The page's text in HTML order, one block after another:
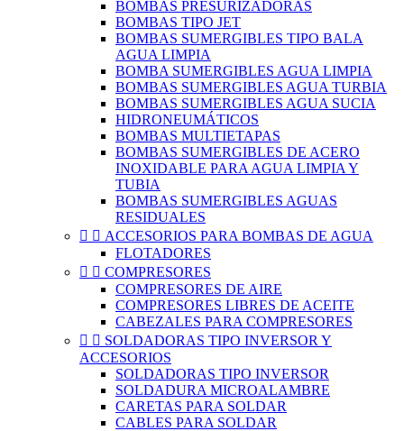
BOMBAS PRESURIZADORAS
BOMBAS TIPO JET
BOMBAS SUMERGIBLES TIPO BALA
AGUA LIMPIA
BOMBA SUMERGIBLES AGUA LIMPIA
BOMBAS SUMERGIBLES AGUA TURBIA
BOMBAS SUMERGIBLES AGUA SUCIA
HIDRONEUMÁTICOS
BOMBAS MULTIETAPAS
BOMBAS SUMERGIBLES DE ACERO
INOXIDABLE PARA AGUA LIMPIA Y
TUBIA
BOMBAS SUMERGIBLES AGUAS
RESIDUALES
  ACCESORIOS PARA BOMBAS DE AGUA
FLOTADORES
  COMPRESORES
COMPRESORES DE AIRE
COMPRESORES LIBRES DE ACEITE
CABEZALES PARA COMPRESORES
  SOLDADORAS TIPO INVERSOR Y
ACCESORIOS
SOLDADORAS TIPO INVERSOR
SOLDADURA MICROALAMBRE
CARETAS PARA SOLDAR
CABLES PARA SOLDAR